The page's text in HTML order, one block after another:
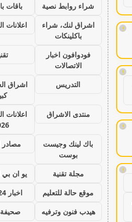
!
!
!
!
شراء روابط نصية
باقات
اشراق لنك، شراء
باكلينكات
اعلانات
فودوافون اخبار
الاتصالات
التدريس
اشراق
منتدى الاشراق
اعلانات
باك لينك وجيست
بوست
مصادر
مجلة تقنية
يو ان بي
موقع حالة للتعليم
اخبار 24 ساعة
هيدب فنون وترفيه
صحيفة